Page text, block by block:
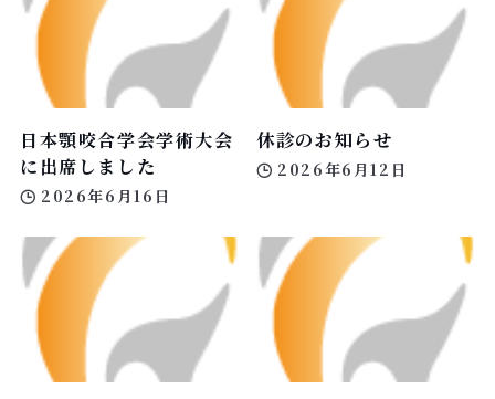
日本顎咬合学会学術大会
に出席しました
2026年6月16日
休診のお知らせ
2026年6月12日